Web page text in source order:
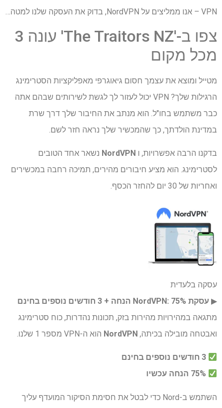
VPN – אנו ממליצים על NordVPN, בדוק את העסקה שלנו למטה…
צפו ב-'The Traitors NZ' עונה 3
מכל מקום
מטייל ומוצא את עצמך חסום גיאוגרפי מאפליקציות הסטרימינג
הרגילות שלך? VPN יכול לעזור לך לגשת לשירותים שבהם אתה
כבר משתמש בחו"ל. הוא מנתב את החיבור שלך דרך שרת
במדינת הולדתך, כך שהמכשיר שלך נראה חזר לשם.
בדקנו הרבה אפשרויות, ו NordVPN נשאר אחד הטובים
לסטרימינג. הוא מציע חיבורים מהירים, תמיכה רחבה במכשירים
ואחריות של 30 יום להחזר הכסף.
עסקה בלעדית
▶︎ עסקת NordVPN: 75% הנחה + 3 חודשים נוספים בחינם
מתגאה במהירויות מהירות בזק, תכונות נהדרות, כוח סטרימינג
ואבטחה מובילה בכיתה, NordVPN הוא ה-VPN מספר 1 שלנו.
3 חודשים נוספים בחינם
השתמש ב-Nord כדי לבטל את חסימת הסיקור המועדף עליך